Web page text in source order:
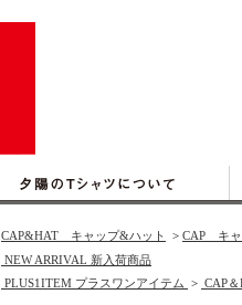
CAP&HAT キャップ&ハット > CAP キ
NEW ARRIVAL 新入荷商品
PLUS1ITEM プラスワンアイテム > CAP